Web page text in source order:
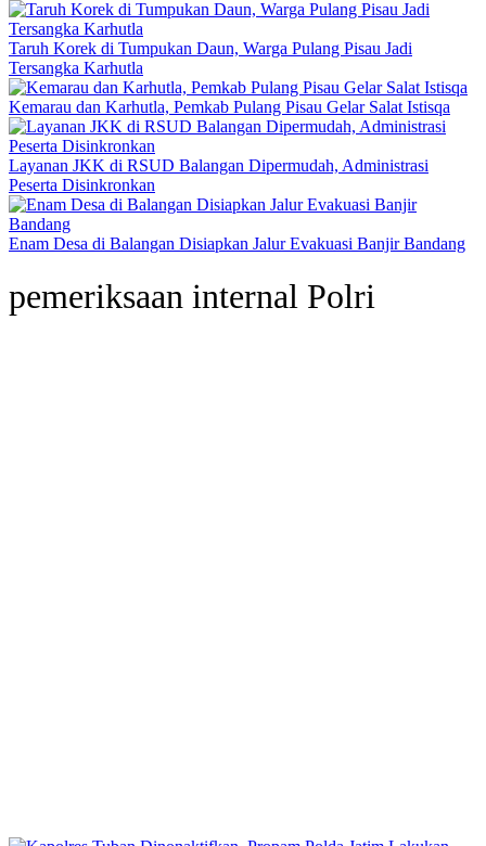
Taruh Korek di Tumpukan Daun, Warga Pulang Pisau Jadi
Tersangka Karhutla
Kemarau dan Karhutla, Pemkab Pulang Pisau Gelar Salat Istisqa
Layanan JKK di RSUD Balangan Dipermudah, Administrasi
Peserta Disinkronkan
Enam Desa di Balangan Disiapkan Jalur Evakuasi Banjir Bandang
pemeriksaan internal Polri